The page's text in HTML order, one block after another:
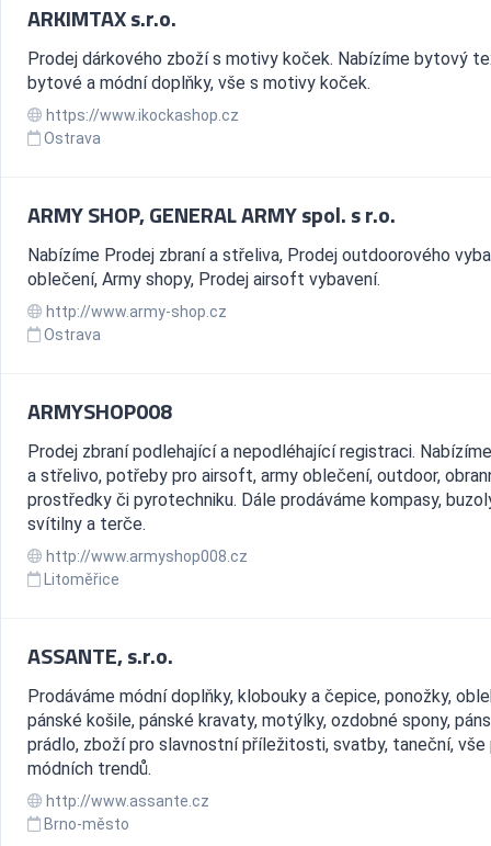
ARKIMTAX s.r.o.
Prodej dárkového zboží s motivy koček. Nabízíme bytový
bytové a módní doplňky, vše s motivy koček.
https://www.ikockashop.cz
Ostrava
ARMY SHOP, GENERAL ARMY spol. s r.o.
Nabízíme Prodej zbraní a střeliva, Prodej outdoorového
oblečení, Army shopy, Prodej airsoft vybavení.
http://www.army-shop.cz
Ostrava
ARMYSHOP008
Prodej zbraní podlehající a nepodléhající registraci.
a střelivo, potřeby pro airsoft, army oblečení, outdoor,
prostředky či pyrotechniku. Dále prodáváme kompasy,
svítilny a terče.
http://www.armyshop008.cz
Litoměřice
ASSANTE, s.r.o.
Prodáváme módní doplňky, klobouky a čepice, ponožky,
pánské košile, pánské kravaty, motýlky, ozdobné spony,
prádlo, zboží pro slavnostní příležitosti, svatby, taneční, vše
módních trendů.
http://www.assante.cz
Brno-město